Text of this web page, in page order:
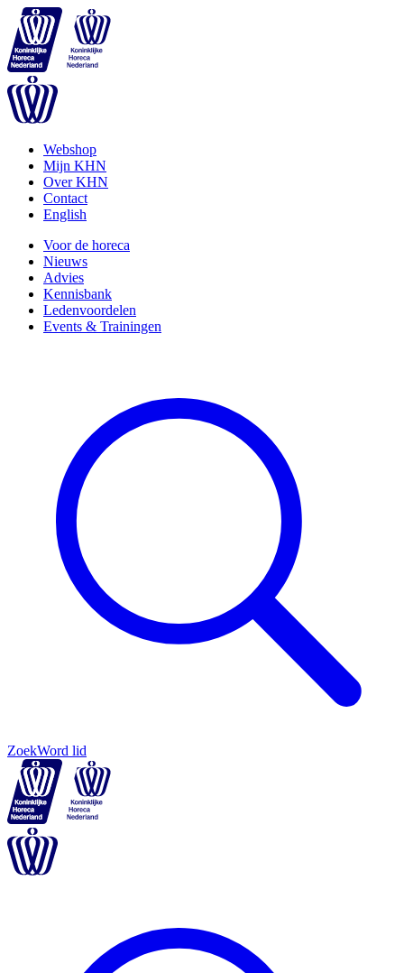
Webshop
Mijn KHN
Over KHN
Contact
English
Voor de horeca
Nieuws
Advies
Kennisbank
Ledenvoordelen
Events & Trainingen
ZoekWord lid